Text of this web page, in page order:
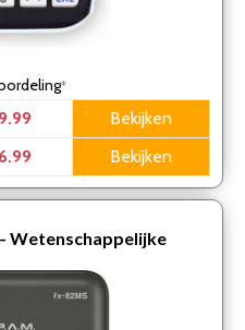
*
Bekijken
Bekijken
Wetenschappelijke